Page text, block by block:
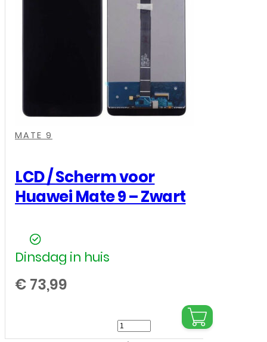
MATE 9
LCD / Scherm voor
Huawei Mate 9 – Zwart
Dinsdag in huis
€ 73,99
LCD